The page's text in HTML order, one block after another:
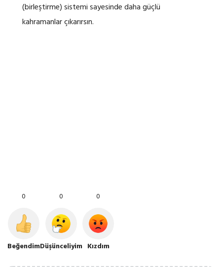
(birleştirme) sistemi sayesinde daha güçlü
kahramanlar çıkarırsın.
0
Beğendim
0
Düşünceliyim
0
Kızdım